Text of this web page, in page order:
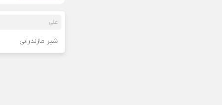
علی
شیر مازندرانی